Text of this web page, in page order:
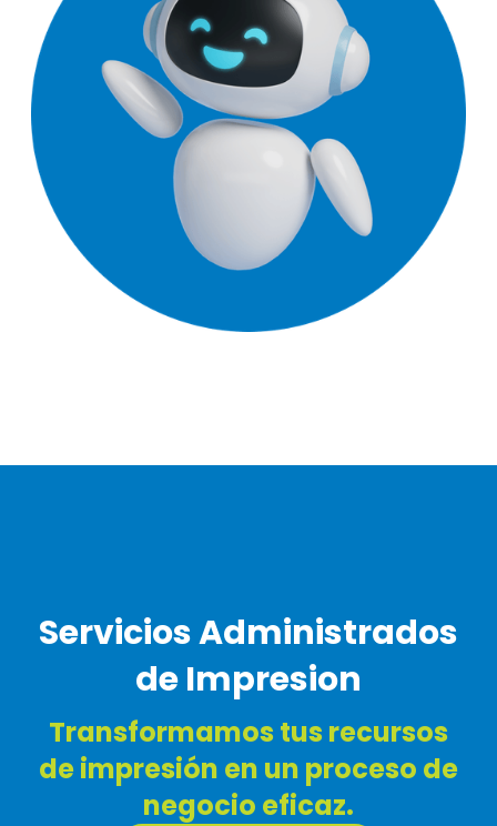
Servicios Administrados
de Impresion
Transformamos tus recursos
de impresión en un proceso de
negocio eficaz.